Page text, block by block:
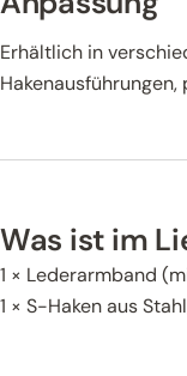
Erhältlich in
Was ist im
1 × Lederarmband
1 × S-Haken aus